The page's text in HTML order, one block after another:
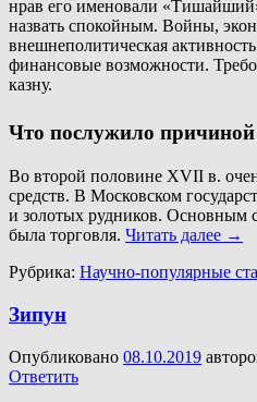
нрав его именовали
назвать спокойным. Войны,
внешнеполитическая
финансовые возможности.
казну.
Что послужило причиной
Во второй половине XVII в.
средств. В Московском
и золотых рудников. Основным
была торговля. Читать далее →
Рубрика: Научно-популярные
Зипун
Опубликовано 08.10.2019
Ответить